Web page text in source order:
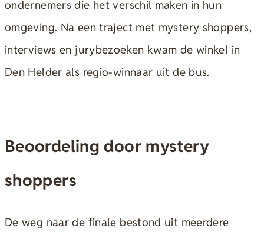
ondernemers die het verschil maken in hun
omgeving. Na een traject met mystery shoppers,
interviews en jurybezoeken kwam de winkel in
Den Helder als regio-winnaar uit de bus.
Beoordeling door mystery
shoppers
De weg naar de finale bestond uit meerdere